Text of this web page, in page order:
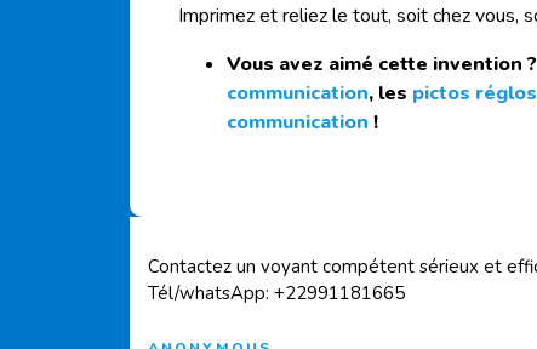
Imprimez et reliez le tout, soit chez vous,
Vous avez aimé cette invention
communication, les pictos réglos
communication !
Contactez un voyant compétent sérieux et
Tél/whatsApp: +22991181665